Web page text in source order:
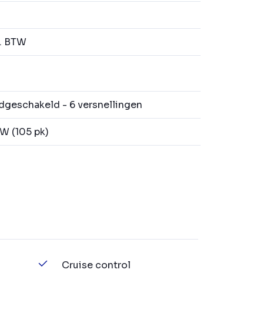
BTW
- 6 versnellingen
(105 pk)
Cruise control